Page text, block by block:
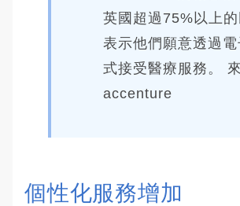
英國超過75%以上的
表示他們願意透過
式接受醫療服務。
accenture
個性化服務增加